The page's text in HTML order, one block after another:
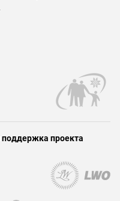
поддержка проекта